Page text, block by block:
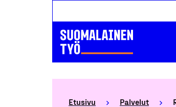
Etusivu Palvelut